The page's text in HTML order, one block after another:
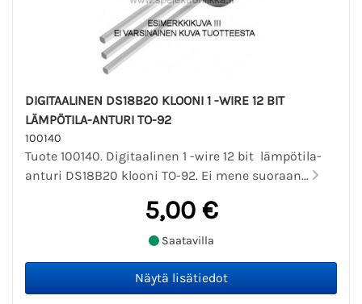
DIGITAALINEN DS18B20 KLOONI 1 -WIRE 12 BIT
LÄMPÖTILA-ANTURI TO-92
100140
Tuote 100140. Digitaalinen 1 -wire 12 bit lämpötila-
anturi DS18B20 klooni TO-92. Ei mene suoraan...
5,00 €
Saatavilla